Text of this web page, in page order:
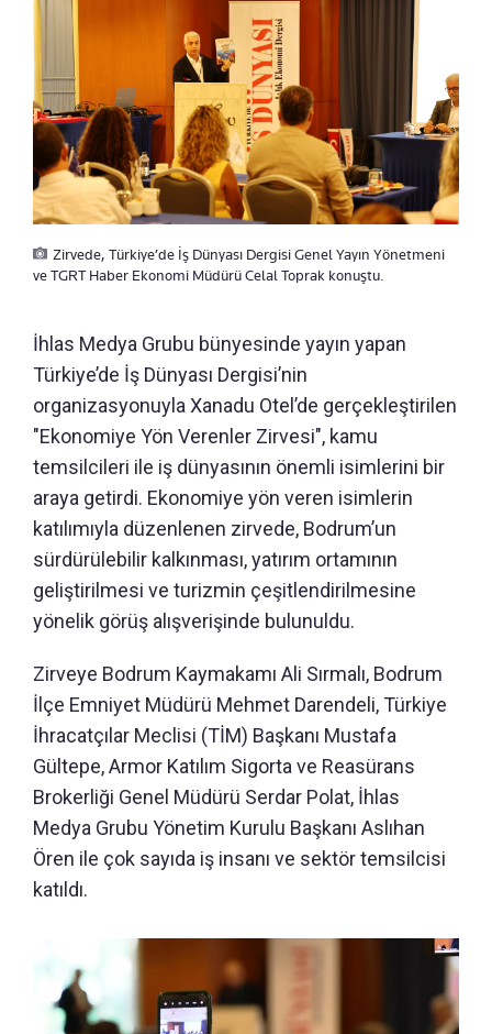
Zirvede, Türkiye’de İş Dünyası Dergisi Genel Yayın Yönetmeni
ve TGRT Haber Ekonomi Müdürü Celal Toprak konuştu.
İhlas Medya Grubu bünyesinde yayın yapan
Türkiye’de İş Dünyası Dergisi’nin
organizasyonuyla Xanadu Otel’de gerçekleştirilen
"Ekonomiye Yön Verenler Zirvesi", kamu
temsilcileri ile iş dünyasının önemli isimlerini bir
araya getirdi. Ekonomiye yön veren isimlerin
katılımıyla düzenlenen zirvede, Bodrum’un
sürdürülebilir kalkınması, yatırım ortamının
geliştirilmesi ve turizmin çeşitlendirilmesine
yönelik görüş alışverişinde bulunuldu.
Zirveye Bodrum Kaymakamı Ali Sırmalı, Bodrum
İlçe Emniyet Müdürü Mehmet Darendeli, Türkiye
İhracatçılar Meclisi (TİM) Başkanı Mustafa
Gültepe, Armor Katılım Sigorta ve Reasürans
Brokerliği Genel Müdürü Serdar Polat, İhlas
Medya Grubu Yönetim Kurulu Başkanı Aslıhan
Ören ile çok sayıda iş insanı ve sektör temsilcisi
katıldı.